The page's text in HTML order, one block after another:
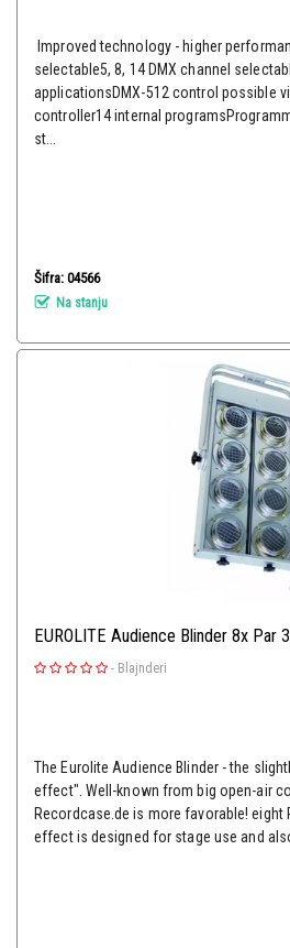
Improved technology - higher
selectable5, 8, 14 DMX channel
applicationsDMX-512 control possible
controller14 internal
st...
Šifra: 04566
Na stanju
EUROLITE Audience Blinder 8x Par
- Blajnderi
The Eurolite Audience Blinder - the
effect". Well-known from big open-air
Recordcase.de is more favorable! eight
effect is designed for stage use and